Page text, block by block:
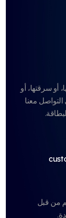
أو سرقتها، أو
معنا
من قبل